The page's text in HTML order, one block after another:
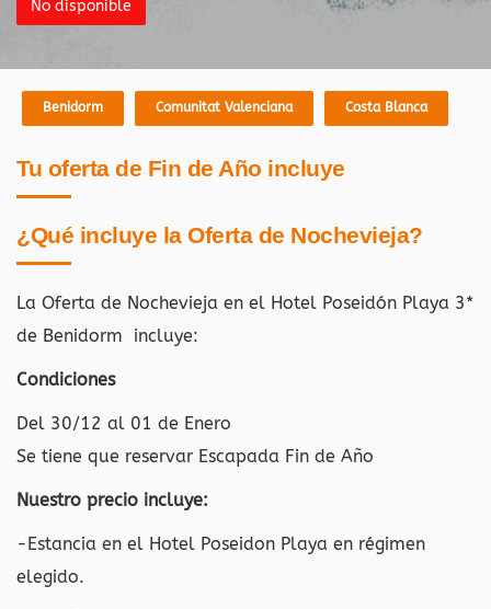
No disponible
Benidorm Comunitat Valenciana Costa Blanca
Tu oferta de Fin de Año incluye
¿Qué incluye la Oferta de Nochevieja?
La Oferta de Nochevieja en el Hotel Poseidón Playa 3*
de Benidorm incluye:
Condiciones
Del 30/12 al 01 de Enero
Se tiene que reservar Escapada Fin de Año
Nuestro precio incluye:
-Estancia en el Hotel Poseidon Playa en régimen
elegido.